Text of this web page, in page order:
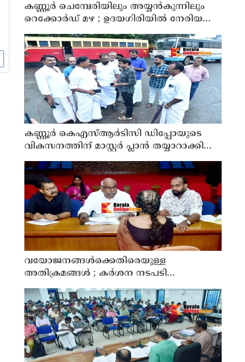
കണ്ണൂർ ചെമ്പേരിയിലും അയ്യൻകുന്നിലും
റെക്കോർഡ് മഴ ; ഉദയഗിരിയിൽ നേരിയ
ഉരുൾപൊട്ടൽ; 13 പേരെ ക്യാമ്പിലേക്ക് മാറ്റി
കണ്ണൂർ കെഎസ്ആർടിസി ഡിപ്പോയുടെ
വികസനത്തിന് മാസ്റ്റർ പ്ലാൻ തയ്യാറാക്കി
സമർപ്പിക്കും : ടി ഒ മോഹനൻ എം എൽ എ
വയോജനങ്ങൾക്കെതിരെയുള്ള
അതിക്രമങ്ങൾ ; കർശന നടപടി
സ്വീകരിക്കുമെന്ന് കമ്മീഷൻ